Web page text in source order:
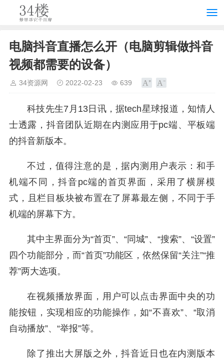
电脑抖音直播怎么开（电脑剪辑做抖音
视频都需要的设备）
34资源网 2022-02-23 639
科技先生7月13日讯，据tech星球报道，知情人
士透露， 抖音团队近期在内测应用于pc端、平板端
的抖音新版本。
不过，值得注意的是，据内测用户表示：和手
机端不同，抖音pc端的首页界面，采用了横屏模
式，且栏目板块被布置在了屏幕最左侧，不同于手
机端的屏幕下方。
其中主界面分为“首页”、“同城”、“搜索”、“设置”
四个功能部分，而“首页”功能区，依然保留“关注”“推
荐”两大选项。
在视频播放界面，用户可以点击界面中央的功
能按钮，实现相应的功能操作，如“不喜欢”、“取消
自动播放”、“举报”等。
除了推出大屏版之外，抖音近日也在内测版本